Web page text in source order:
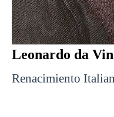
Leonardo da
Renacimiento